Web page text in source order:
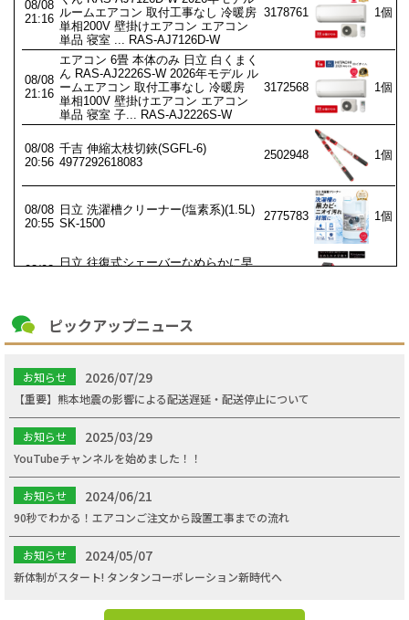
ピックアップニュース
お知らせ 2026/07/29
【重要】熊本地震の影響による配送遅延・配送停止について
お知らせ 2025/03/29
YouTubeチャンネルを始めました！！
お知らせ 2024/06/21
90秒でわかる！エアコンご注文から設置工事までの流れ
お知らせ 2024/05/07
新体制がスタート! タンタンコーポレーション新時代へ